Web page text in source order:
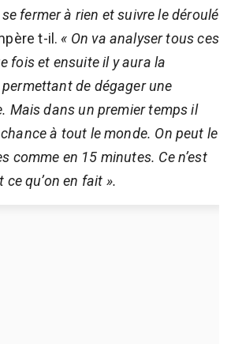
fermer à rien et suivre le déroulé
t-il. « On va analyser tous ces
fois et ensuite il y aura la
de dégager une
Mais dans un premier temps il
à tout le monde. On peut le
comme en 15 minutes. Ce n’est
ce qu’on en fait ».